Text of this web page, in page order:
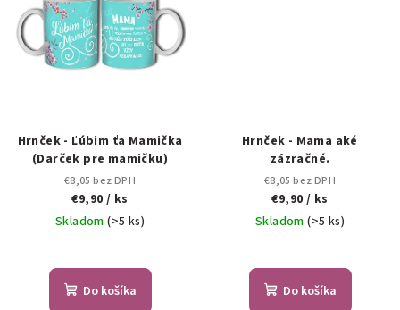
Hrnček - Ľúbim ťa Mamička
(Darček pre mamičku)
€8,05 bez DPH
€9,90 / ks
Skladom(>5 ks)
Do košíka
Hrnček - Mama aké
zázračné.
€8,05 bez DPH
€9,90 / ks
Skladom(>5 ks)
Do košíka